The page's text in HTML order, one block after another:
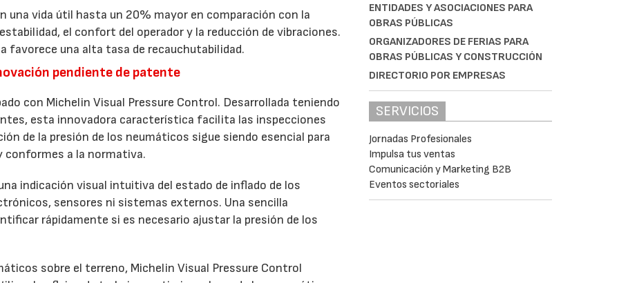
una vida útil hasta un 20% mayor en comparación con la
el confort del operador y la reducción de vibraciones.
favorece una alta tasa de recauchutabilidad.
pendiente de patente
con Michelin Visual Pressure Control. Desarrollada teniendo
esta innovadora característica facilita las inspecciones
de la presión de los neumáticos sigue siendo esencial para
conformes a la normativa.
indicación visual intuitiva del estado de inflado de los
sensores ni sistemas externos. Una sencilla
rápidamente si es necesario ajustar la presión de los
sobre el terreno, Michelin Visual Pressure Control
ENTIDADES Y ASOCIACIONES PARA
OBRAS PÚBLICAS
ORGANIZADORES DE FERIAS PARA
OBRAS PÚBLICAS Y CONSTRUCCIÓN
DIRECTORIO POR EMPRESAS
SERVICIOS
Jornadas Profesionales
Impulsa tus ventas
Comunicación y Marketing B2B
Eventos sectoriales